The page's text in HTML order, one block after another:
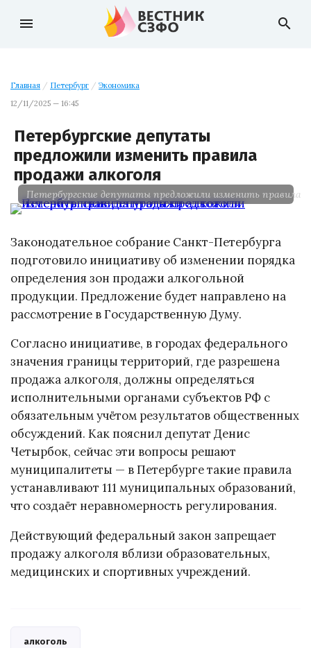
menu search
Главная / Петербург / Экономика
12/11/2025 — 16:45
Петербургские депутаты
предложили изменить правила
продажи алкоголя
Петербургские депутаты предложили изменить правила
Законодательное собрание Санкт-Петербурга
подготовило инициативу об изменении порядка
определения зон продажи алкогольной
продукции. Предложение будет направлено на
рассмотрение в Государственную Думу.
Согласно инициативе, в городах федерального
значения границы территорий, где разрешена
продажа алкоголя, должны определяться
исполнительными органами субъектов РФ с
обязательным учётом результатов общественных
обсуждений. Как пояснил депутат Денис
Четырбок, сейчас эти вопросы решают
муниципалитеты — в Петербурге такие правила
устанавливают 111 муниципальных образований,
что создаёт неравномерность регулирования.
Действующий федеральный закон запрещает
продажу алкоголя вблизи образовательных,
медицинских и спортивных учреждений.
алкоголь